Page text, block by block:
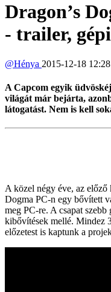
Dragon’s
- trailer,
@Hénya 2015-12-18
A Capcom egyik
világát már bejárta,
látogatást. Nem is kell
A közel négy éve, az
Dogma PC-n egy bővített
meg PC-re. A csapat
kibővítések mellé. Mindez
előzetest is kaptunk a